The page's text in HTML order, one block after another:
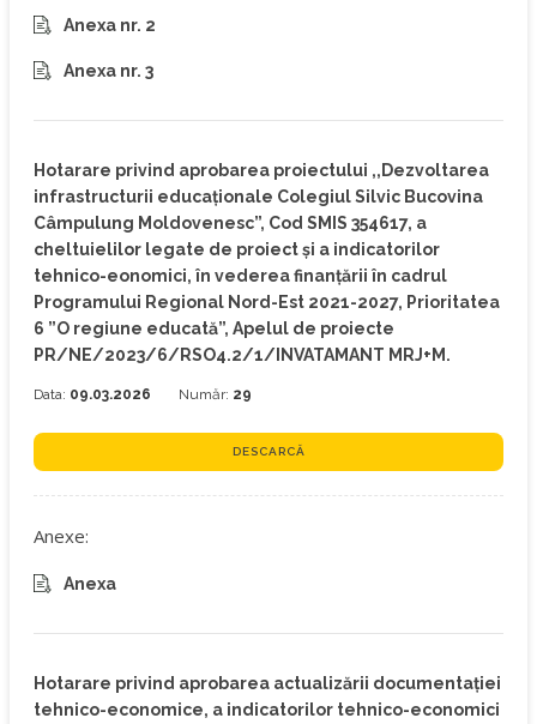
Anexa nr. 2
Anexa nr. 3
Hotarare privind aprobarea proiectului ,,Dezvoltarea
infrastructurii educaționale Colegiul Silvic Bucovina
Câmpulung Moldovenesc”, Cod SMIS 354617, a
cheltuielilor legate de proiect și a indicatorilor
tehnico-eonomici, în vederea finanțării în cadrul
Programului Regional Nord-Est 2021-2027, Prioritatea
6 ”O regiune educată”, Apelul de proiecte
PR/NE/2023/6/RSO4.2/1/INVATAMANT MRJ+M.
Data: 09.03.2026 Număr: 29
DESCARCĂ
Anexe:
Anexa
Hotarare privind aprobarea actualizării documentației
tehnico-economice, a indicatorilor tehnico-economici